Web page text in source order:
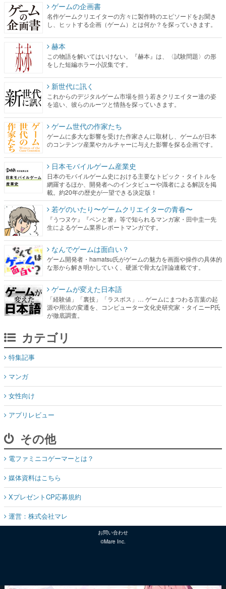
ゲームの企画書
名作ゲームクリエイターの方々に製作時のエピソードをお聞き
し、ヒットする企画（ゲーム）とは何か？を探っていきます。
赫本
この物語を解いてはいけない。『赫本』は、〈試験問題〉の形
をした短編ホラー小説集です。
新世代に訊く
これからのデジタルゲーム市場を担う若きクリエイター達の姿
を追い、彼らのルーツと情熱を探っていきます。
ゲーム世代の作家たち
ゲームに多大な影響を受けた作家さんに取材し、ゲームが日本
のコンテンツ産業やカルチャーに与えた影響を探る企画です。
日本モバイルゲーム産業史
日本のモバイルゲーム史における主要なトピック・タイトルを
網羅するほか、開発者へのインタビューや識者による解説を掲
載。約20年の歴史が一望できる決定版！
若ゲのいたり〜ゲームクリエイターの青春〜
『うつヌケ』『ペンと箸』等で知られるマンガ家・田中圭一先
生によるゲーム業界レポートマンガです。
なんでゲームは面白い？
ゲーム開発者・hamatsu氏がゲームの魅力を画面や操作の具体的
な形から解き明かしていく、硬派で骨太な評論連載です。
ゲームが変えた日本語
「経験値」「裏技」「ラスボス」… ゲームにまつわる言葉の起
源や用法の変遷を、コンピューター文化史研究家・タイニーP氏
が徹底調査。
カテゴリ
特集記事
マンガ
女性向け
アプリレビュー
その他
電ファミニコゲーマーとは？
媒体資料はこちら
XプレゼントCP応募規約
運営：株式会社マレ
お問い合わせ
©Mare Inc.